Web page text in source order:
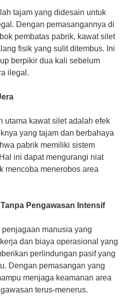
tajam yang didesain untuk
Dengan pemasangannya di
pembatas pabrik, kawat silet
fisik yang sulit ditembus. Ini
berpikir dua kali sebelum
ilegal.
utama kawat silet adalah efek
yang tajam dan berbahaya
pabrik memiliki sistem
ini dapat mengurangi niat
mencoba menerobos area
Pengawasan Intensif
manusia yang
dan biaya operasional yang
perlindungan pasif yang
Dengan pemasangan yang
menjaga keamanan area
terus-menerus.